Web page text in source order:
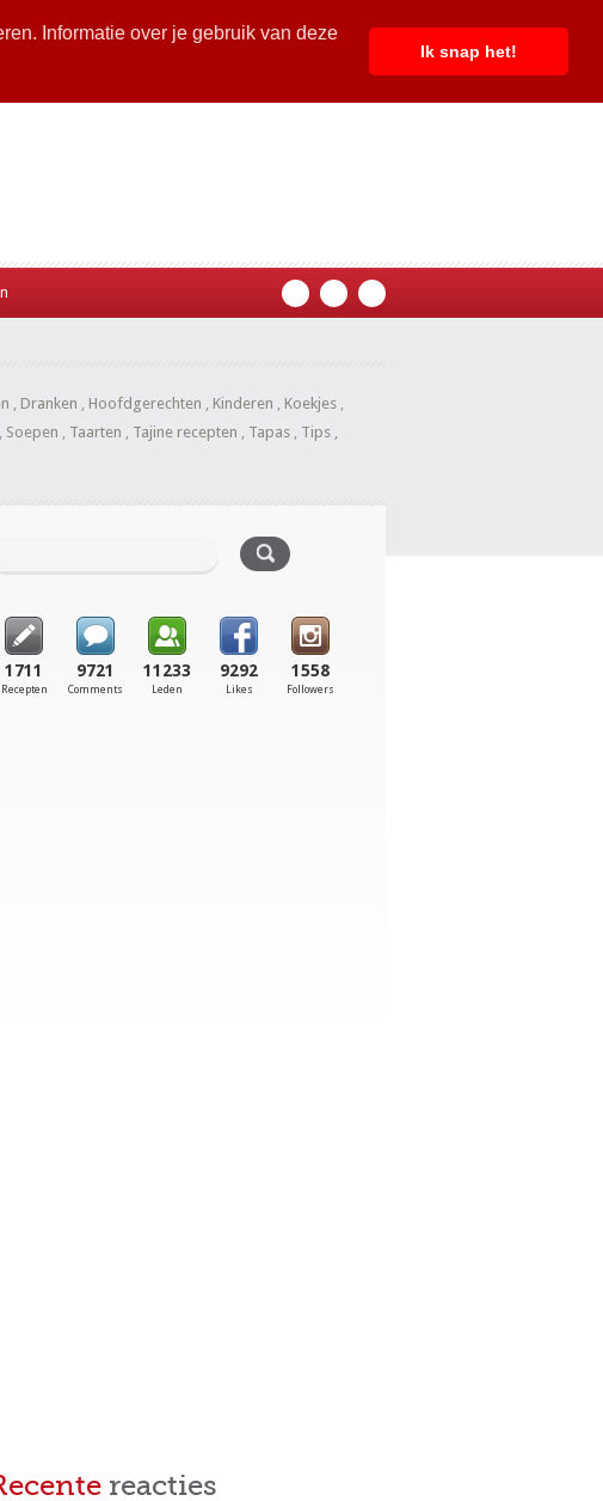
Informatie over je gebruik van deze
Ik snap het!
, Dranken , Hoofdgerechten , Kinderen , Koekjes ,
, Soepen , Taarten , Tajine recepten , Tapas , Tips ,
1711
Recepten
9721
Comments
11233
Leden
9292
Likes
1558
Followers
reacties